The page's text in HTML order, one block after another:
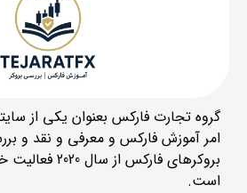
گروه تجارت فارکس بعنوان یکی از
امر آموزش فارکس و معرفی و نقد و
بروکرهای فارکس
است.